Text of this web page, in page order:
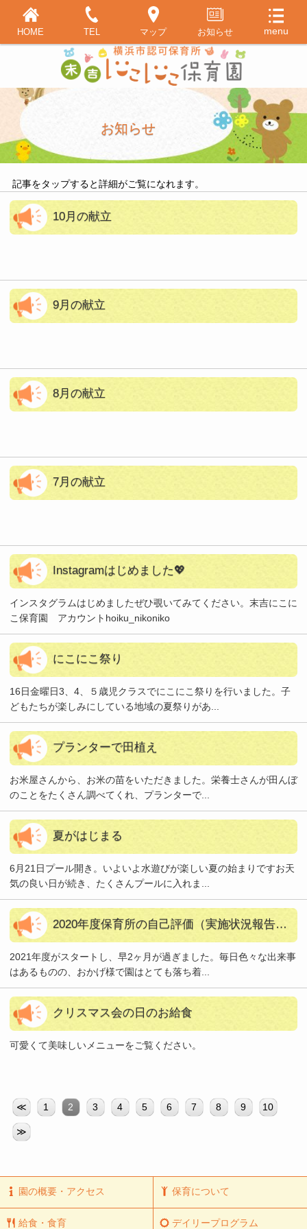
HOME TEL マップ お知らせ
お知らせ
記事をタップすると詳細がご覧になれます。
10月の献立
9月の献立
8月の献立
7月の献立
Instagramはじめました💖
インスタグラムはじめましたぜひ覗いてみてください。末吉にこに
こ保育園 アカウントhoiku_nikoniko
にこにこ祭り
16日金曜日3、4、５歳児クラスでにこにこ祭りを行いました。子
どもたちが楽しみにしている地域の夏祭りがあ...
プランターで田植え
お米屋さんから、お米の苗をいただきました。栄養士さんが田んぼ
のことをたくさん調べてくれ、プランターで...
夏がはじまる
6月21日プール開き。いよいよ水遊びが楽しい夏の始まりですお天
気の良い日が続き、たくさんプールに入れま...
2020年度保育所の自己評価（実施状況報告書）
2021年度がスタートし、早2ヶ月が過ぎました。毎日色々な出来事
はあるものの、おかげ様で園はとても落ち着...
クリスマス会の日のお給食
可愛くて美味しいメニューをご覧ください。
≪ 1 2 3 4 5 6 7 8 9 10
≫
園の概要・アクセス 保育について
給食・食育 デイリープログラム